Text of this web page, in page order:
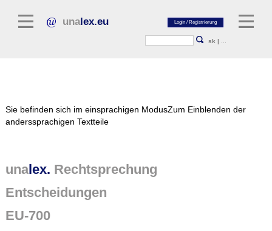
unalex.eu
sk |
Normtexte
Rechtsprechung
Sie befinden sich im einsprachigen ModusZum Einblenden der
anderssprachigen Textteile
unalex. Rechtsprechung
Entscheidungen
EU-700